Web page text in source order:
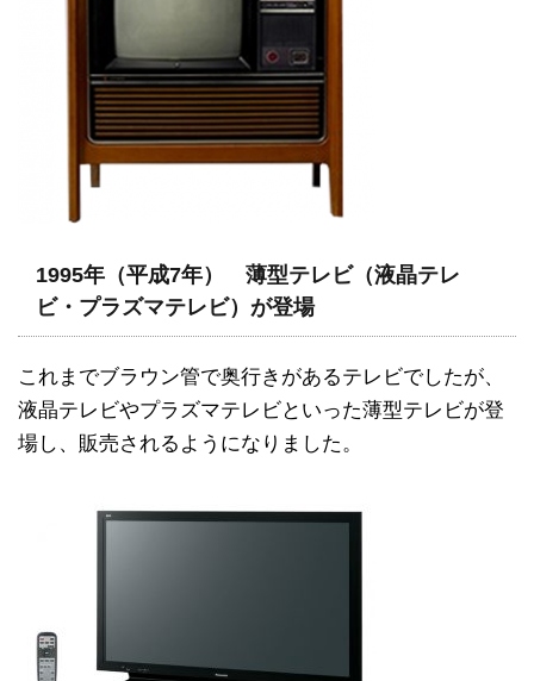
1995年（平成7年） 薄型テレビ（液晶テレ
ビ・プラズマテレビ）が登場
これまでブラウン管で奥行きがあるテレビでしたが、
液晶テレビやプラズマテレビといった薄型テレビが登
場し、販売されるようになりました。